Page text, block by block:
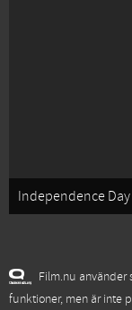
Independence Day
Film.nu använder
funktioner, men är inte